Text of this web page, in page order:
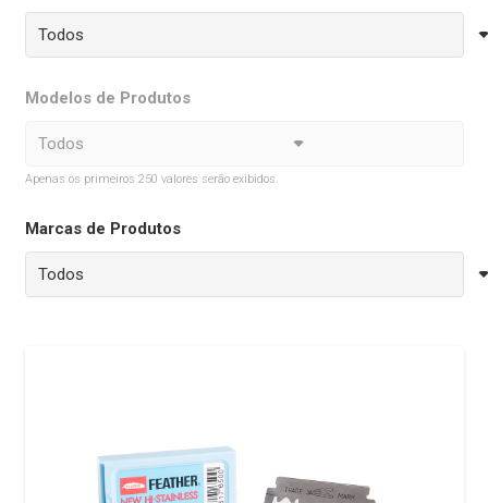
Modelos de Produtos
Apenas os primeiros 250 valores serão exibidos.
Marcas de Produtos